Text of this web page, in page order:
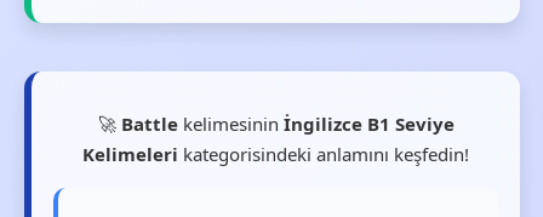
🚀 Battlekelimesinin İngilizce B1 Seviye
Kelimeleri kategorisindeki anlamını keşfedin!